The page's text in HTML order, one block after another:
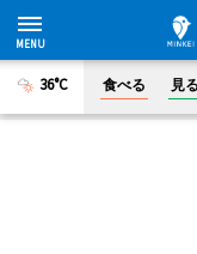
36°C 食べる 見